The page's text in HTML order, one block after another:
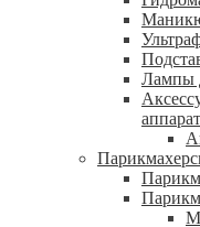
Лампы